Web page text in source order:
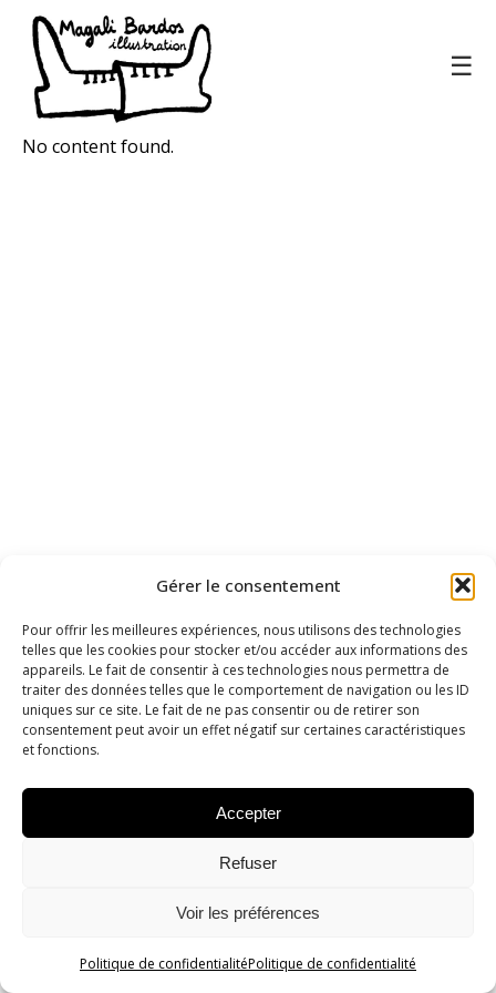
Gérer le consentement
Pour offrir les meilleures expériences, nous utilisons des technologies
telles que les cookies pour stocker et/ou accéder aux informations des
appareils. Le fait de consentir à ces technologies nous permettra de
traiter des données telles que le comportement de navigation ou les ID
uniques sur ce site. Le fait de ne pas consentir ou de retirer son
consentement peut avoir un effet négatif sur certaines caractéristiques
et fonctions.
Accepter
Refuser
Voir les préférences
Politique de confidentialitéPolitique de confidentialité
☰
No content found.
© 2026 Magali Bardos – Auteur-illustratrice. Tous droits
réservés.